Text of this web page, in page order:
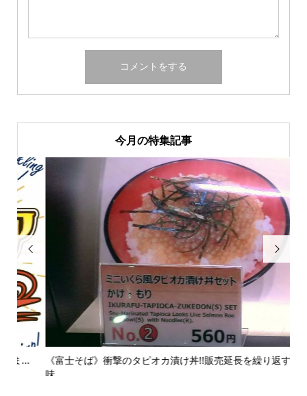
今月の特集記事

《富士そば》衝撃のタピオカ漬け丼!!販売延長を繰り返すその
